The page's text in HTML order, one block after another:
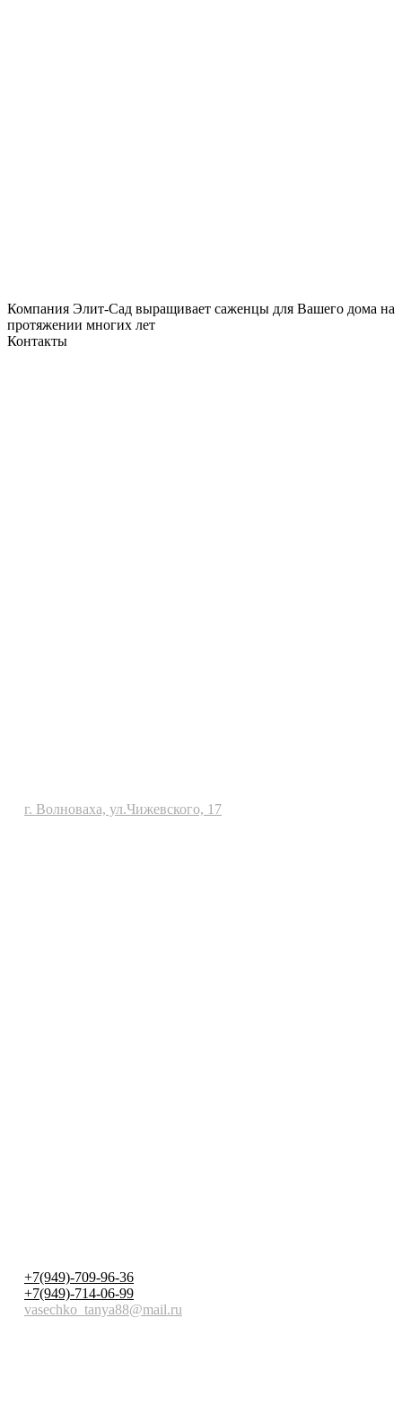
Компания Элит-Сад выращивает саженцы для Вашего дома на
протяжении многих лет
Контакты
г. Волноваха, ул.Чижевского, 17
+7(949)-709-96-36
+7(949)-714-06-99
vasechko_tanya88@mail.ru